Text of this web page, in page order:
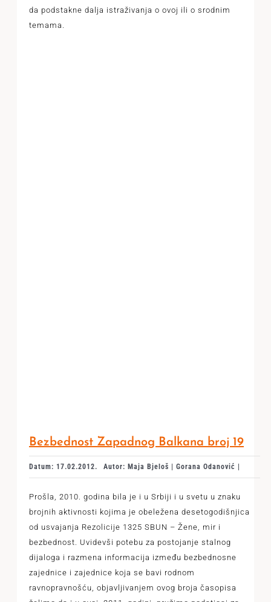
da podstakne dalja istraživanja o ovoj ili o srodnim
temama.
Bezbednost Zapadnog Balkana broj 19
Datum: 17.02.2012. Autor: Maja Bjeloš | Gorana Odanović |
Prošla, 2010. godina bila je i u Srbiji i u svetu u znaku
brojnih aktivnosti kojima je obeležena desetogodišnjica
od usvajanja Rezolicije 1325 SBUN – Žene, mir i
bezbednost. Uvidevši potebu za postojanje stalnog
dijaloga i razmena informacija između bezbednosne
zajednice i zajednice koja se bavi rodnom
ravnopravnošću, objavljivanjem ovog broja časopisa